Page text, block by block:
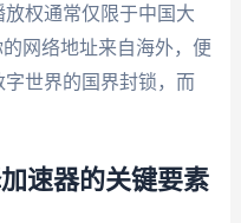
权通常仅限于中国大
网络地址来自海外，便
世界的国界封锁，而
速器的关键要素